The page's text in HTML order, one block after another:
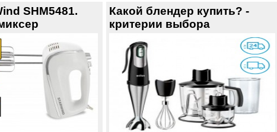
SHM5481.
Какой блендер купить? -
критерии выбора